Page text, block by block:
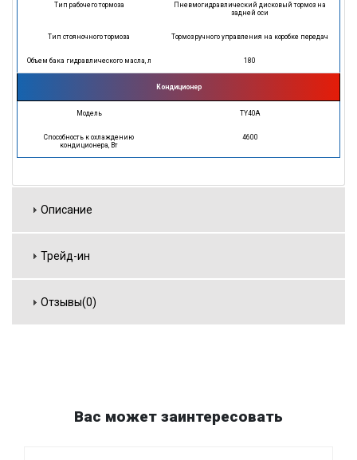
Тип рабочего тормоза
Пневмогидравлический дисковый тормоз на
задней оси
Тип стояночного тормоза Тормоз ручного управления на коробке передач
Объем бака гидравлического масла, л 180
Кондиционер
Модель TY40A
Способность к охлаждению
кондиционера, Вт
4600
Описание
Трейд-ин
Отзывы(0)
Вас может заинтересовать